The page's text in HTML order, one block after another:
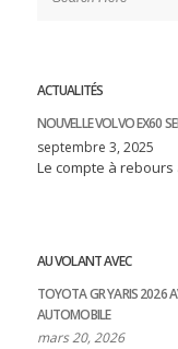
ACTUALITÉS
NOUVELLE VOLVO EX60
septembre 3, 2025
Le compte à rebours
AU VOLANT AVEC
TOYOTA GR YARIS 2026
AUTOMOBILE
mars 20, 2026